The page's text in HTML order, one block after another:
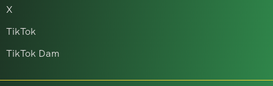
X
TikTok
TikTok Dam